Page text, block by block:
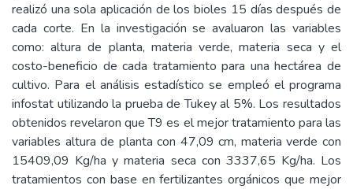
realizó una sola aplicación de los bioles 15 días después de
cada corte. En la investigación se avaluaron las variables
como: altura de planta, materia verde, materia seca y el
costo-beneficio de cada tratamiento para una hectárea de
cultivo. Para el análisis estadístico se empleó el programa
infostat utilizando la prueba de Tukey al 5%. Los resultados
obtenidos revelaron que T9 es el mejor tratamiento para las
variables altura de planta con 47,09 cm, materia verde con
15409,09 Kg/ha y materia seca con 3337,65 Kg/ha. Los
tratamientos con base en fertilizantes orgánicos que mejor